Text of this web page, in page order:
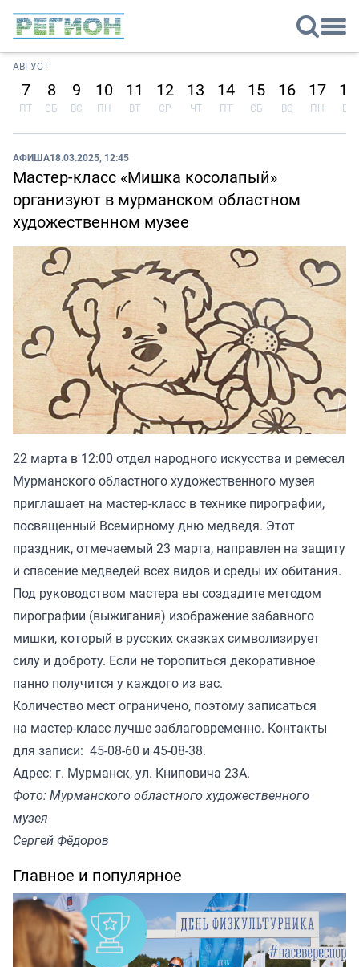
АВГУСТ
7
ПТ
8
СБ
9
ВС
10
ПН
11
ВТ
12
СР
13
ЧТ
14
ПТ
15
СБ
16
ВС
17
ПН
18
ВТ
АФИША18.03.2025, 12:45
Мастер-класс «Мишка косолапый»
организуют в мурманском областном
художественном музее
22 марта в 12:00 отдел народного искусства и ремесел
Мурманского областного художественного музея
приглашает на мастер-класс в технике пирографии,
посвященный Всемирному дню медведя. Этот
праздник, отмечаемый 23 марта, направлен на защиту
и спасение медведей всех видов и среды их обитания.
Под руководством мастера вы создадите методом
пирографии (выжигания) изображение забавного
мишки, который в русских сказках символизирует
силу и доброту. Если не торопиться декоративное
панно получится у каждого из вас.
Количество мест ограничено, поэтому записаться
на мастер-класс лучше заблаговременно. Контакты
для записи: 45-08-60 и 45-08-38.
Адрес: г. Мурманск, ул. Книповича 23А.
Фото: Мурманского областного художественного
музея
Сергей Фёдоров
Главное и популярное